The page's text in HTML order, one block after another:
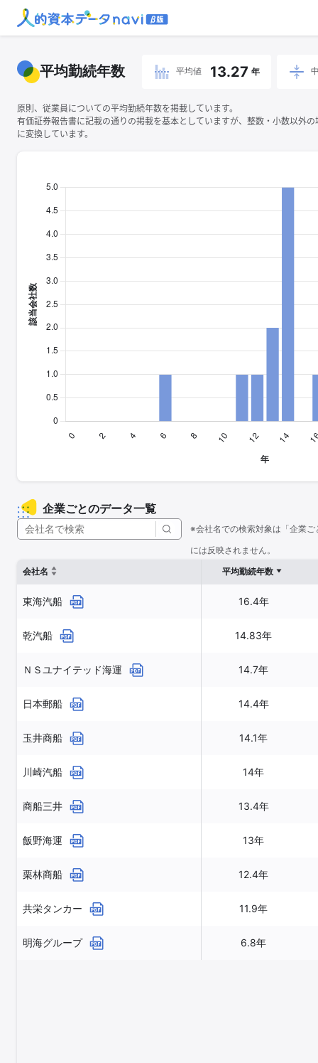
平均勤続年数 平均値 13.27 年
原則、従業員についての平均勤続年数を掲載しています。
有価証券報告書に記載の通りの掲載を基本としていますが、整数・小数以外
に変換しています。
企業ごとのデータ一覧
※会社名での検索対象は「企業
には反映されません。
会社名
平均勤続年数
東海汽船 16.4年
乾汽船 14.83年
ＮＳユナイテッド海運 14.7年
日本郵船 14.4年
玉井商船 14.1年
川崎汽船 14年
商船三井 13.4年
飯野海運 13年
栗林商船 12.4年
共栄タンカー 11.9年
明海グループ 6.8年